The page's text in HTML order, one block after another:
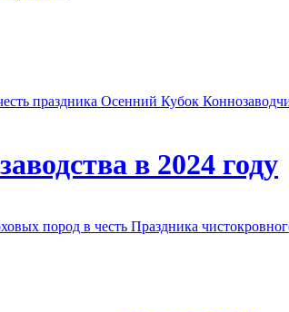
праздника Осенний Кубок
в 2024 году
пород в честь Праздника чистокровного